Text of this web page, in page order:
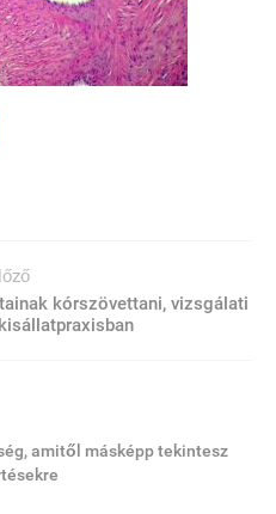
kórszövettani, vizsgálati
amitől másképp tekintesz